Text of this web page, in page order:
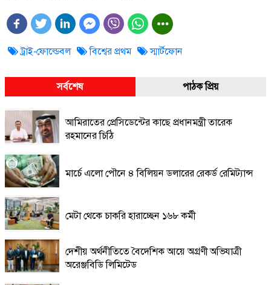
ট্রাই-ফোল্ডেবল বিশ্বের প্রথম স্মার্টফোন
সর্বশেষ পাঠক প্রিয়
আমিরাতের প্রেসিডেন্টের কাছে প্রধানমন্ত্রী তারেক
রহমানের চিঠি
মার্চে এলো পৌনে ৪ বিলিয়ন ডলারের রেকর্ড রেমিট্যান্স
মেটা থেকে চাকরি হারাচ্ছেন ১৬৮ কর্মী
দেশীয় অর্থনীতিতে বৈদেশিক আয়ে অগ্রণী অভিযাত্রী
অরেঞ্জবিডি লিমিটেড